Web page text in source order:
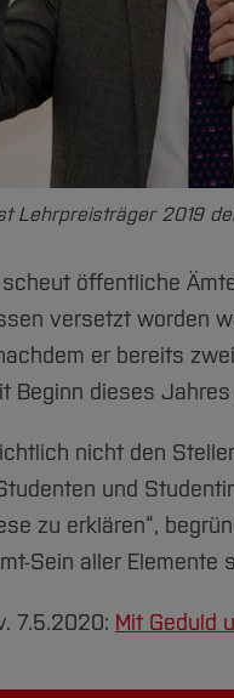
Lehrpreisträger 2019
öffentliche
versetzt worden
er bereits
Beginn dieses
nicht den
und
zu erklären“,
Sein aller Elemente
7.5.2020: Mit Geduld